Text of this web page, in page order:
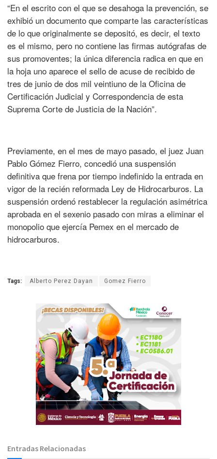
“En el escrito con el que se desahoga la prevención, se
exhibió un documento que comparte las características
de lo que originalmente se depositó, es decir, el texto
es el mismo, pero no contiene las firmas autógrafas de
sus promoventes; la única diferencia radica en que en
la hoja uno aparece el sello de acuse de recibido de
tres de junio de dos mil veintiuno de la Oficina de
Certificación Judicial y Correspondencia de esta
Suprema Corte de Justicia de la Nación”.
Previamente, en el mes de mayo pasado, el juez Juan
Pablo Gómez Fierro, concedió una suspensión
definitiva que frena por tiempo indefinido la entrada en
vigor de la recién reformada Ley de Hidrocarburos. La
suspensión ordenó restablecer la regulación asimétrica
aprobada en el sexenio pasado con miras a eliminar el
monopolio que ejercía Pemex en el mercado de
hidrocarburos.
Tags: Alberto Perez Dayan Gomez Fierro
Entradas Relacionadas